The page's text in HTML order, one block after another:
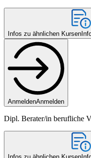
Infos zu ähnlichen Kursen
AnmeldenAnmelden
Dipl. Berater/in berufliche